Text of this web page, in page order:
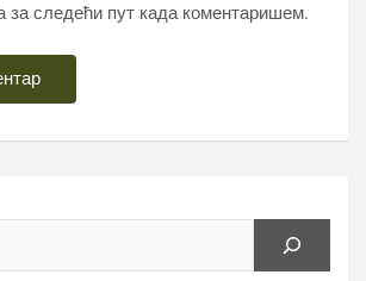
за следећи пут када коментаришем.